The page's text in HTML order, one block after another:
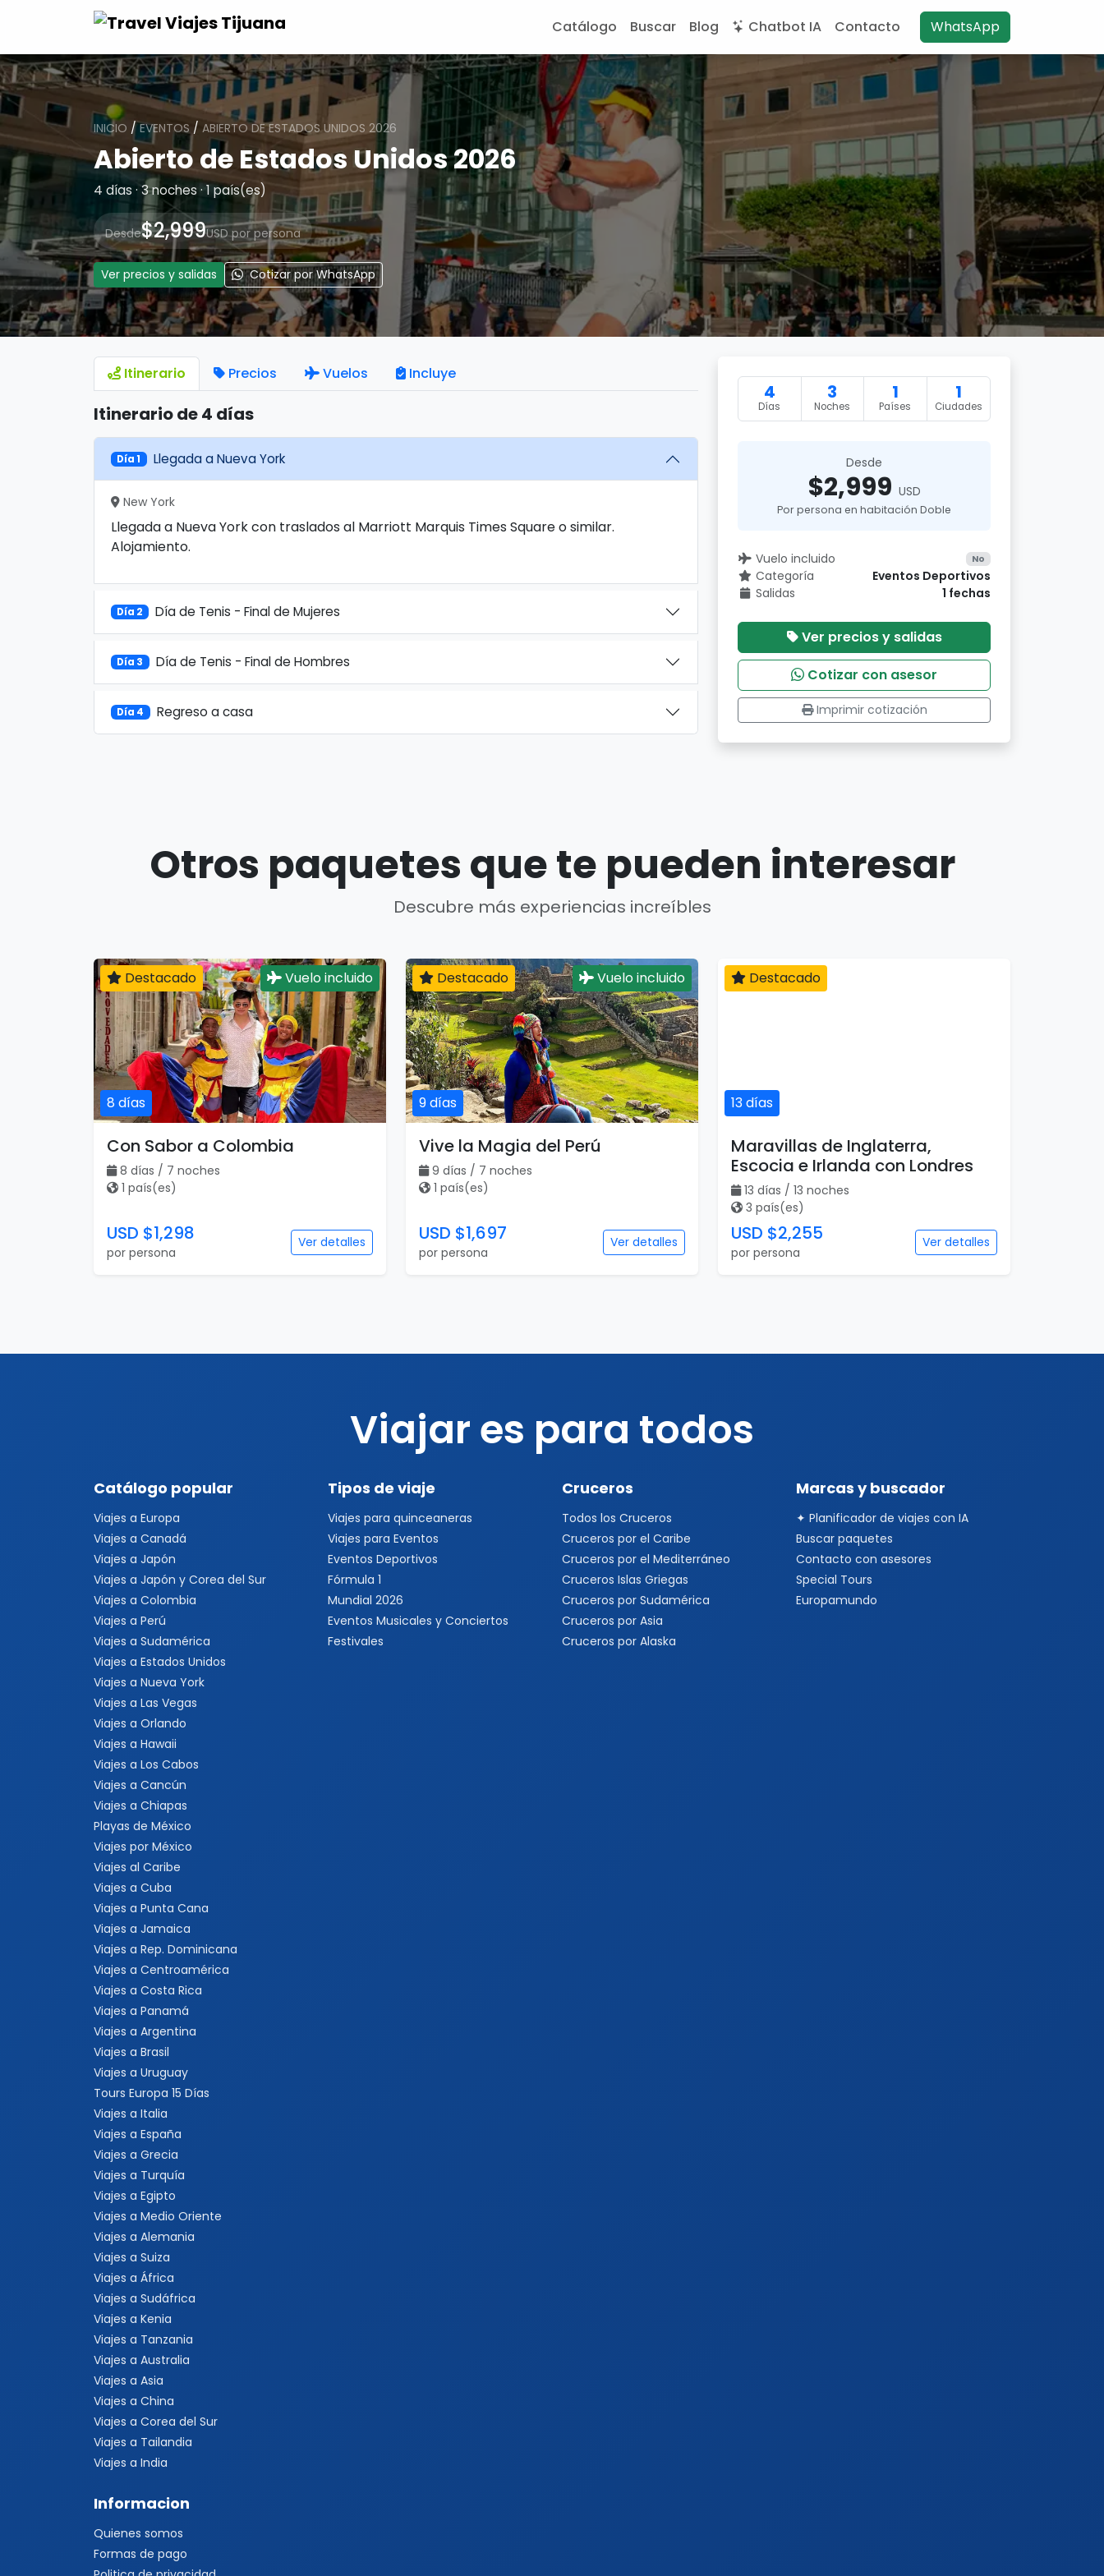
Catálogo Buscar Blog Chatbot IA Contacto WhatsApp
INICIO /EVENTOS / ABIERTO DE ESTADOS UNIDOS 2026
Abierto de Estados Unidos 2026
4 días · 3 noches · 1 país(es)
Desde$2,999USD por persona
Ver precios y salidas Cotizar por WhatsApp
Itinerario Precios Vuelos Incluye
Itinerario de 4 días
Día 1 Llegada a Nueva York
New York
Llegada a Nueva York con traslados al Marriott Marquis Times Square o similar.
Alojamiento.
Día 2 Día de Tenis - Final de Mujeres
Día 3 Día de Tenis - Final de Hombres
Día 4 Regreso a casa
4
Días
3
Noches
1
Países
1
Ciudades
Desde
$2,999 USD
Por persona en habitación Doble
Vuelo incluido No
Categoría
Eventos Deportivos
Salidas
1 fechas
Ver precios y salidas
Cotizar con asesor
Imprimir cotización
Otros paquetes que te pueden interesar
Descubre más experiencias increíbles
8 días
Destacado Vuelo incluido
Con Sabor a Colombia
8 días / 7 noches
1 país(es)
USD $1,298
por persona
Ver detalles
9 días
Destacado Vuelo incluido
Vive la Magia del Perú
9 días / 7 noches
1 país(es)
USD $1,697
por persona
Ver detalles
13 días
Destacado
Maravillas de Inglaterra,
Escocia e Irlanda con Londres
13 días / 13 noches
3 país(es)
USD $2,255
por persona
Ver detalles
Viajar es para todos
Catálogo popular
Viajes a Europa
Viajes a Canadá
Viajes a Japón
Viajes a Japón y Corea del Sur
Viajes a Colombia
Viajes a Perú
Viajes a Sudamérica
Viajes a Estados Unidos
Viajes a Nueva York
Viajes a Las Vegas
Viajes a Orlando
Viajes a Hawaii
Viajes a Los Cabos
Viajes a Cancún
Viajes a Chiapas
Playas de México
Viajes por México
Viajes al Caribe
Viajes a Cuba
Viajes a Punta Cana
Viajes a Jamaica
Viajes a Rep. Dominicana
Viajes a Centroamérica
Viajes a Costa Rica
Viajes a Panamá
Viajes a Argentina
Viajes a Brasil
Viajes a Uruguay
Tours Europa 15 Días
Viajes a Italia
Viajes a España
Viajes a Grecia
Viajes a Turquía
Viajes a Egipto
Viajes a Medio Oriente
Viajes a Alemania
Viajes a Suiza
Viajes a África
Viajes a Sudáfrica
Viajes a Kenia
Viajes a Tanzania
Viajes a Australia
Viajes a Asia
Viajes a China
Viajes a Corea del Sur
Viajes a Tailandia
Viajes a India
Tipos de viaje
Viajes para quinceaneras
Viajes para Eventos
Eventos Deportivos
Fórmula 1
Mundial 2026
Eventos Musicales y Conciertos
Festivales
Cruceros
Todos los Cruceros
Cruceros por el Caribe
Cruceros por el Mediterráneo
Cruceros Islas Griegas
Cruceros por Sudamérica
Cruceros por Asia
Cruceros por Alaska
Marcas y buscador
✦ Planificador de viajes con IA
Buscar paquetes
Contacto con asesores
Special Tours
Europamundo
Informacion
Quienes somos
Formas de pago